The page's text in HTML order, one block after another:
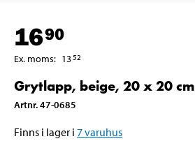
1690
Ex. moms: 1352
Grytlapp, beige, 20 x 20 cm
Artnr.47-0685
Finns i lager i 7varuhus